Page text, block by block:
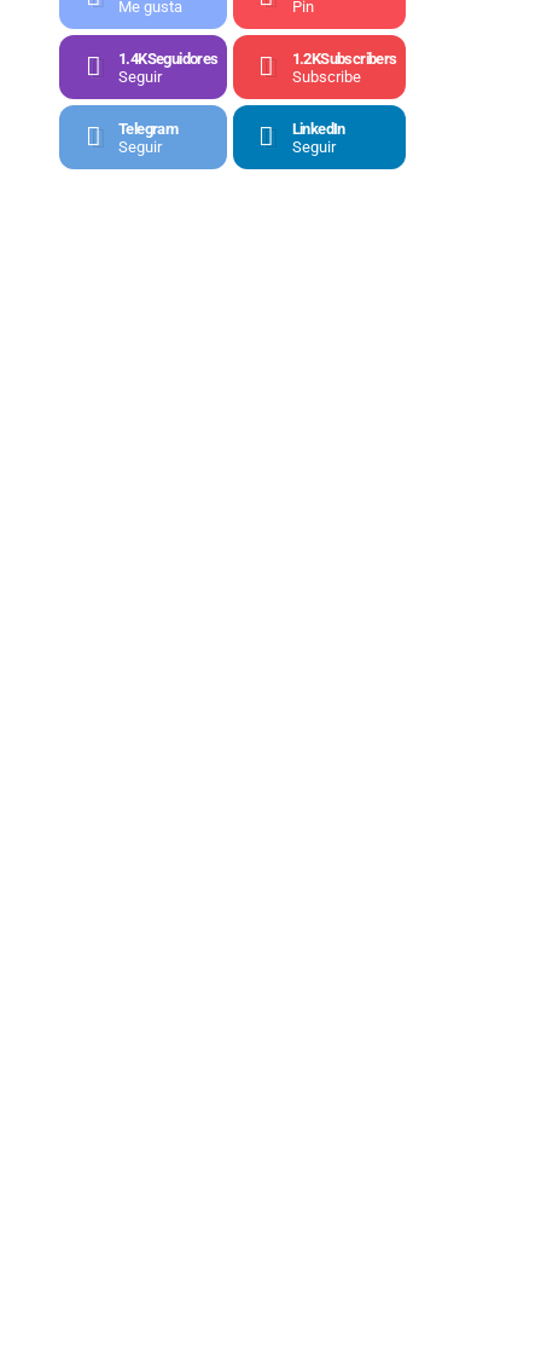
Me gusta Pin
1.4KSeguidores
Seguir
1.2KSubscribers
Subscribe
Telegram
Seguir
LinkedIn
Seguir